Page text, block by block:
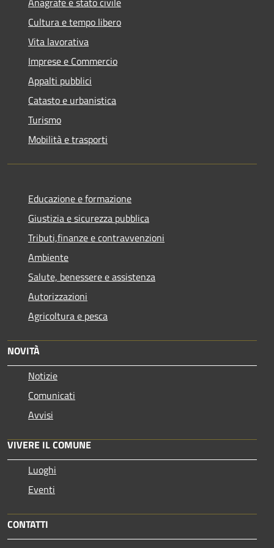
Cultura e tempo libero
Vita lavorativa
Imprese e Commercio
Appalti pubblici
Catasto e urbanistica
Turismo
Mobilità e trasporti
Educazione e formazione
Giustizia e sicurezza pubblica
Tributi,finanze e contravvenzioni
Ambiente
Salute, benessere e assistenza
Autorizzazioni
Agricoltura e pesca
NOVITÀ
Notizie
Comunicati
Avvisi
VIVERE IL COMUNE
Luoghi
Eventi
CONTATTI